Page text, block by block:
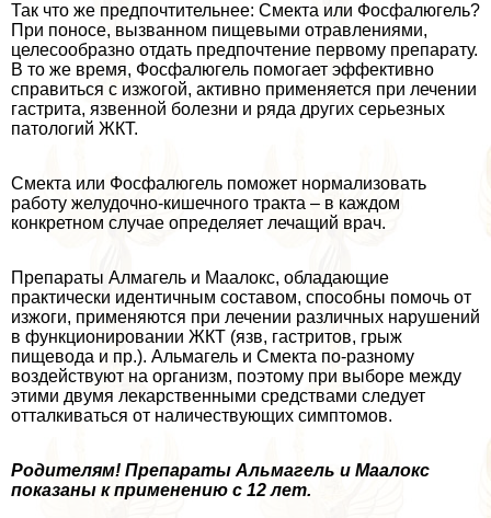
Так что же предпочтительнее: Смекта или Фосфалюгель?
При поносе, вызванном пищевыми отравлениями,
целесообразно отдать предпочтение первому препарату.
В то же время, Фосфалюгель помогает эффективно
справиться с изжогой, активно применяется при лечении
гастрита, язвенной болезни и ряда других серьезных
патологий ЖКТ.
Смекта или Фосфалюгель поможет нормализовать
работу желудочно-кишечного тpaкта – в каждом
конкретном случае определяет лечащий врач.
Препараты Алмагель и Маалокс, обладающие
пpaктически идентичным составом, способны помочь от
изжоги, применяются при лечении различных нарушений
в функционировании ЖКТ (язв, гастритов, грыж
пищевода и пр.). Альмагель и Смекта по-разному
воздействуют на организм, поэтому при выборе между
этими двумя лекарственными средствами следует
отталкиваться от наличествующих симптомов.
Родителям! Препараты Альмагель и Маалокс
показаны к применению с 12 лет.